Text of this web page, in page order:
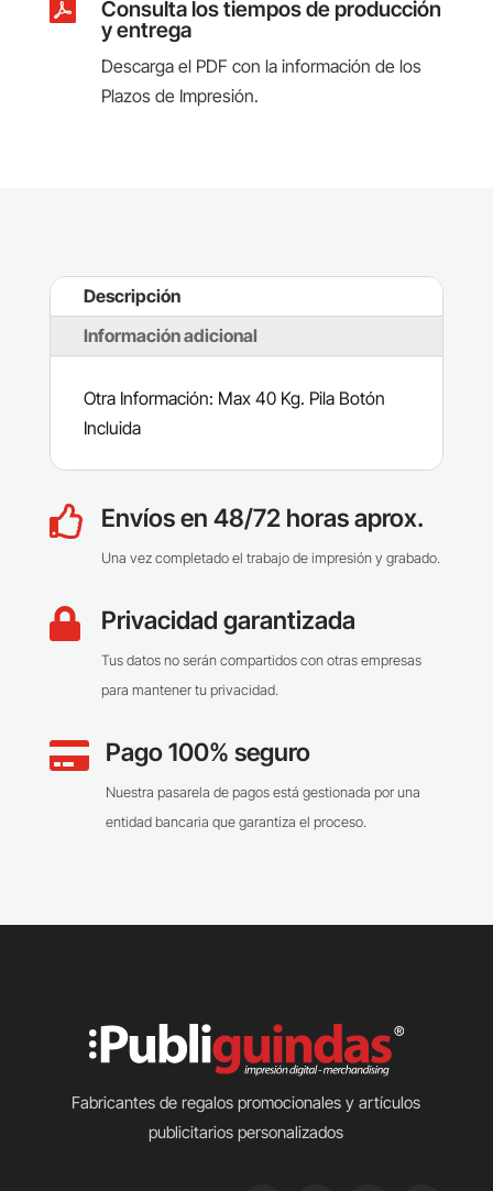
Consulta los tiempos de producción
y entrega
Descarga el PDF con la información de los
Plazos de Impresión.
Descripción
Información adicional
Otra Información: Max 40 Kg. Pila Botón
Incluida
 Envíos en 48/72 horas aprox.
Una vez completado el trabajo de impresión y grabado.
 Privacidad garantizada
Tus datos no serán compartidos con otras empresas
para mantener tu privacidad.
 Pago 100% seguro
Nuestra pasarela de pagos está gestionada por una
entidad bancaria que garantiza el proceso.
Fabricantes de regalos promocionales y artículos
publicitarios personalizados